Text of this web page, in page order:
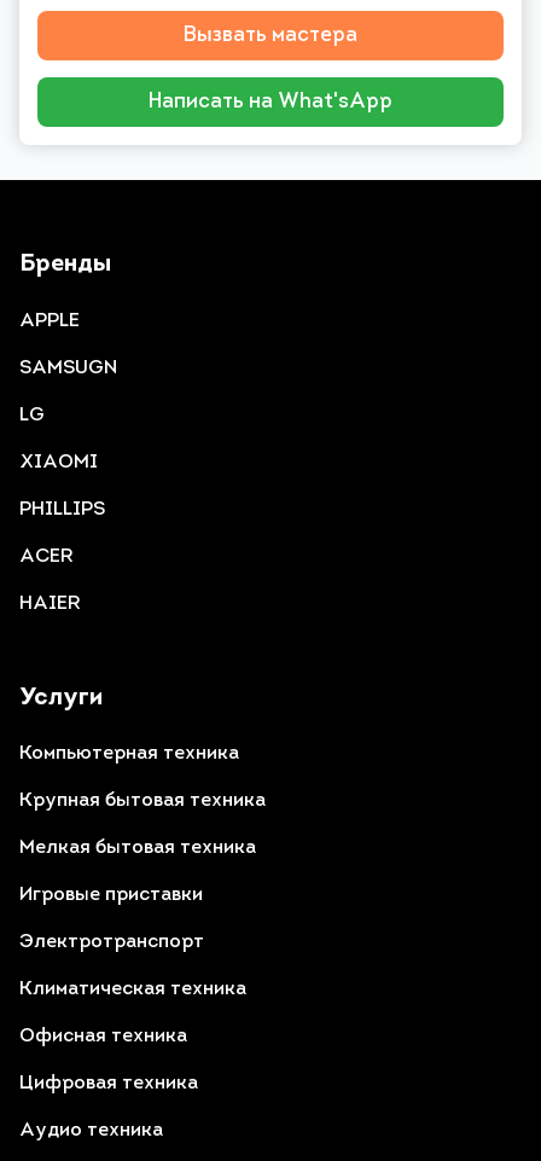
Вызвать мастера
Написать на What'sApp
Услуги
Компьютерная техника
Крупная бытовая техника
Мелкая бытовая техника
Игровые приставки
Электротранспорт
Климатическая техника
Офисная техника
Цифровая техника
Аудио техника
Бренды
APPLE
SAMSUGN
LG
XIAOMI
PHILLIPS
ACER
HAIER